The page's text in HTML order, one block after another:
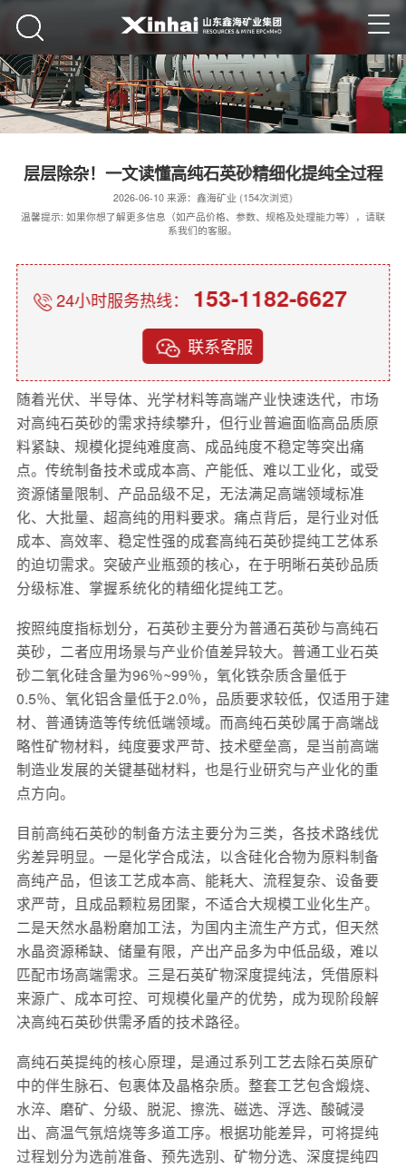
层层除杂！一文读懂高纯石英砂精细化提纯全过程
2026-06-10 来源：鑫海矿业 (154次浏览)
温馨提示: 如果你想了解更多信息（如产品价格、参数、规格及处理能力等），请联
系我们的客服。
24小时服务热线： 153-1182-6627
联系客服
随着光伏、半导体、光学材料等高端产业快速迭代，市场
对高纯石英砂的需求持续攀升，但行业普遍面临高品质原
料紧缺、规模化提纯难度高、成品纯度不稳定等突出痛
点。传统制备技术或成本高、产能低、难以工业化，或受
资源储量限制、产品品级不足，无法满足高端领域标准
化、大批量、超高纯的用料要求。痛点背后，是行业对低
成本、高效率、稳定性强的成套高纯石英砂提纯工艺体系
的迫切需求。突破产业瓶颈的核心，在于明晰石英砂品质
分级标准、掌握系统化的精细化提纯工艺。
按照纯度指标划分，石英砂主要分为普通石英砂与高纯石
英砂，二者应用场景与产业价值差异较大。普通工业石英
砂二氧化硅含量为96％~99％，氧化铁杂质含量低于
0.5％、氧化铝含量低于2.0％，品质要求较低，仅适用于建
材、普通铸造等传统低端领域。而高纯石英砂属于高端战
略性矿物材料，纯度要求严苛、技术壁垒高，是当前高端
制造业发展的关键基础材料，也是行业研究与产业化的重
点方向。
目前高纯石英砂的制备方法主要分为三类，各技术路线优
劣差异明显。一是化学合成法，以含硅化合物为原料制备
高纯产品，但该工艺成本高、能耗大、流程复杂、设备要
求严苛，且成品颗粒易团聚，不适合大规模工业化生产。
二是天然水晶粉磨加工法，为国内主流生产方式，但天然
水晶资源稀缺、储量有限，产出产品多为中低品级，难以
匹配市场高端需求。三是石英矿物深度提纯法，凭借原料
来源广、成本可控、可规模化量产的优势，成为现阶段解
决高纯石英砂供需矛盾的技术路径。
高纯石英提纯的核心原理，是通过系列工艺去除石英原矿
中的伴生脉石、包裹体及晶格杂质。整套工艺包含煅烧、
水淬、磨矿、分级、脱泥、擦洗、磁选、浮选、酸碱浸
出、高温气氛焙烧等多道工序。根据功能差异，可将提纯
过程划分为选前准备、预先选别、矿物分选、深度提纯四